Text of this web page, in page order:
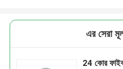
এর সেরা
24 কোর